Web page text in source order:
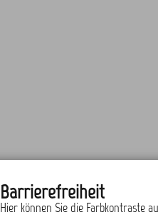
Barrierefreiheit
Hier können Sie die Farbkontraste